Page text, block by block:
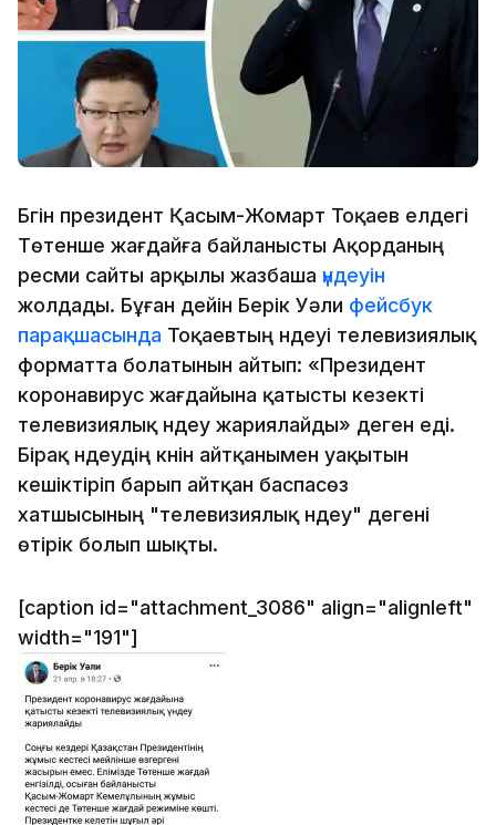
Бүгін президент Қасым-Жомарт Тоқаев елдегі
Төтенше жағдайға байланысты Ақорданың
ресми сайты арқылы жазбаша үндеуін
жолдады. Бұған дейін Берік Уәли фейсбук
парақшасында Тоқаевтың үндеуі телевизиялық
форматта болатынын айтып: «Президент
коронавирус жағдайына қатысты кезекті
телевизиялық үндеу жариялайды» деген еді.
Бірақ үндеудің күнін айтқанымен уақытын
кешіктіріп барып айтқан баспасөз
хатшысының "телевизиялық үндеу" дегені
өтірік болып шықты.
[caption id="attachment_3086" align="alignleft"
width="191"]